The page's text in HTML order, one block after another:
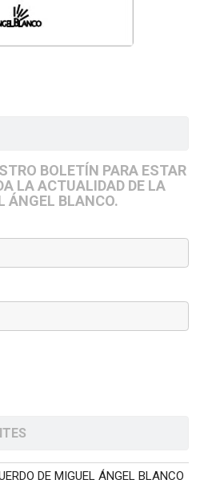
BOLETÍN PARA ESTAR
LA ACTUALIDAD DE LA
ÁNGEL BLANCO.
DE MIGUEL ÁNGEL BLANCO